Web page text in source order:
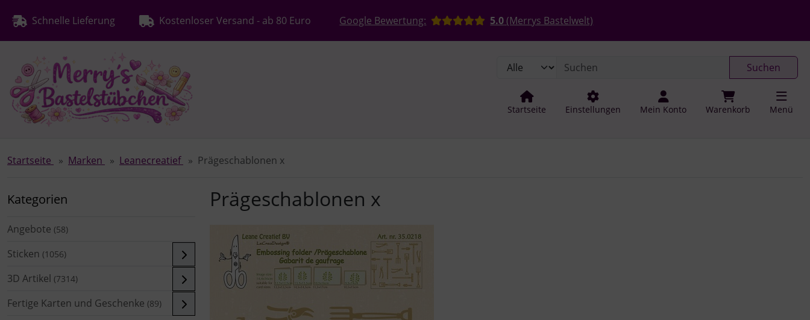
Sprungnavigation
Schnelle Lieferung Kostenloser Versand - ab 80 Euro Google Bewertung: 5.0(Merrys Bastelwelt)
Suchen
Startseite Einstellungen Mein Konto Warenkorb Menü
Startseite Marken Leanecreatief Prägeschablonen x
Kategorien
Angebote (58)
Sticken (1056)
3D Artikel (7314)
Fertige Karten und Geschenke (89)
Prägeschablonen x